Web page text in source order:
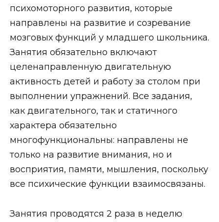
психомоторного развития, которые
направлены на развитие и созревание
мозговых функций у младшего школьника.
Занятия обязательно включают
целенаправленную двигательную
активность детей и работу за столом при
выполнении упражнений. Все задания,
как двигательного, так и статичного
характера обязательно
многофункциональны: направлены не
только на развитие внимания, но и
восприятия, памяти, мышления, поскольку
все психические функции взаимосвязаны.
Занятия проводятся 2 раза в неделю